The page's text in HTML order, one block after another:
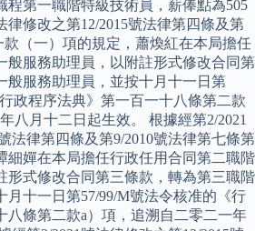
程第一職階特級技術員，薪俸點為505
律修改之第12/2015號法律第四條及第
款（一）項的規定，蕭煥紅在本局擔任
般服務助理員，以附註形式修改合同第
般服務助理員，並按十月十一日第
政程序法典》第一百一十八條第二款
八月十二日起生效。 根據經第2/2021
法律第四條及第9/2010號法律第七條第
細嬋在本局擔任行政任用合同第二職階
形式修改合同第三條款，轉為第三職階
月十一日第57/99/M號法令核准的《行
八條第二款a）項，追溯自二零二一年